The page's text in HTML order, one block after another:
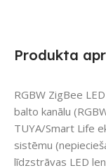
Produkta
RGBW ZigBee
balto kanālu
TUYA/Smart Life
sistēmu
līdzstrāvas LED